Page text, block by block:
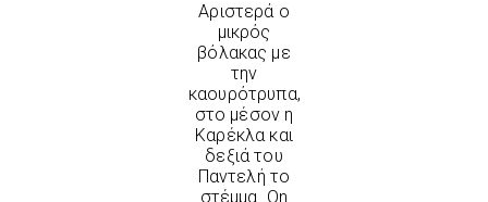
Αριστερά ο
μικρός
βόλακας με
την
καουρότρυπα,
στο μέσον η
Καρέκλα και
δεξιά του
Παντελή το
στέμμα. On